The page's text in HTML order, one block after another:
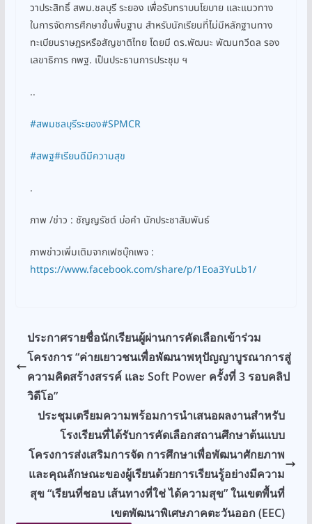
วาประสิทธิ์ สพม.ชลบุรี ระยอง เพื่อรับทราบนโยบาย และแนวทาง
ในการจัดการศึกษาขั้นพื้นฐาน สำหรับนักเรียนที่ไม่มีหลักฐานทาง
ทะเบียนราษฎรหรือสัญชาติไทย โดยมี ดร.พัฒนะ พัฒนทวีดล รอง
เลขาธิการ กพฐ. เป็นประธานการประชุม ฯ
..
#สพมชลบุรีระยอง#SPMCR
#สพฐ#เรียนดีมีความสุข
.
ภาพ /ข่าว : ชัญญรัชต์ บ่อคำ นักประชาสัมพันธ์
ภาพข่าวเพิ่มเติมจากเฟซบุ๊กเพจ :
https://www.facebook.com/share/p/1Eoa3YuLb1/
ประกาศรายชื่อนักเรียนผู้ผ่านการคัดเลือกเข้าร่วม
โครงการ “ค่ายเยาวชนเพื่อพัฒนาพหุปัญญาบูรณาการสู่
ความคิดสร้างสรรค์ และ Soft Power ครั้งที่ 3 รอบคลิป
วิดีโอ”
ประชุมเตรียมความพร้อมการนำเสนอผลงานสำหรับ
โรงเรียนที่ได้รับการคัดเลือกสถานศึกษาต้นแบบ
โครงการส่งเสริมการจัด การศึกษาเพื่อพัฒนาศักยภาพ
และคุณลักษณะของผู้เรียนด้วยการเรียนรู้อย่างมีความ
สุข “เรียนที่ชอบ เส้นทางที่ใช่ ได้ความสุข” ในเขตพื้นที่
เขตพัฒนาพิเศษภาคตะวันออก (EEC)